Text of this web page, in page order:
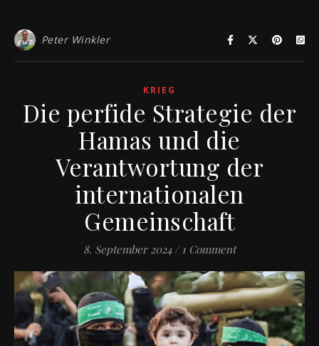
Peter Winkler
KRIEG
Die perfide Strategie der
Hamas und die
Verantwortung der
internationalen
Gemeinschaft
8. September 2024 / 1 Comment